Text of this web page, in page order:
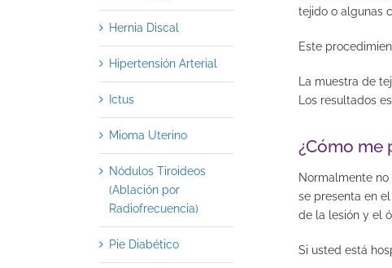
tejido o algunas
Este
La muestra de
Los resultados
¿Cómo me
Normalmente
se presenta en
de la lesión y el
Si usted está
Hernia Discal
Hipertensión Arterial
Ictus
Mioma Uterino
Nódulos Tiroideos
(Ablación por
Radiofrecuencia)
Pie Diabético